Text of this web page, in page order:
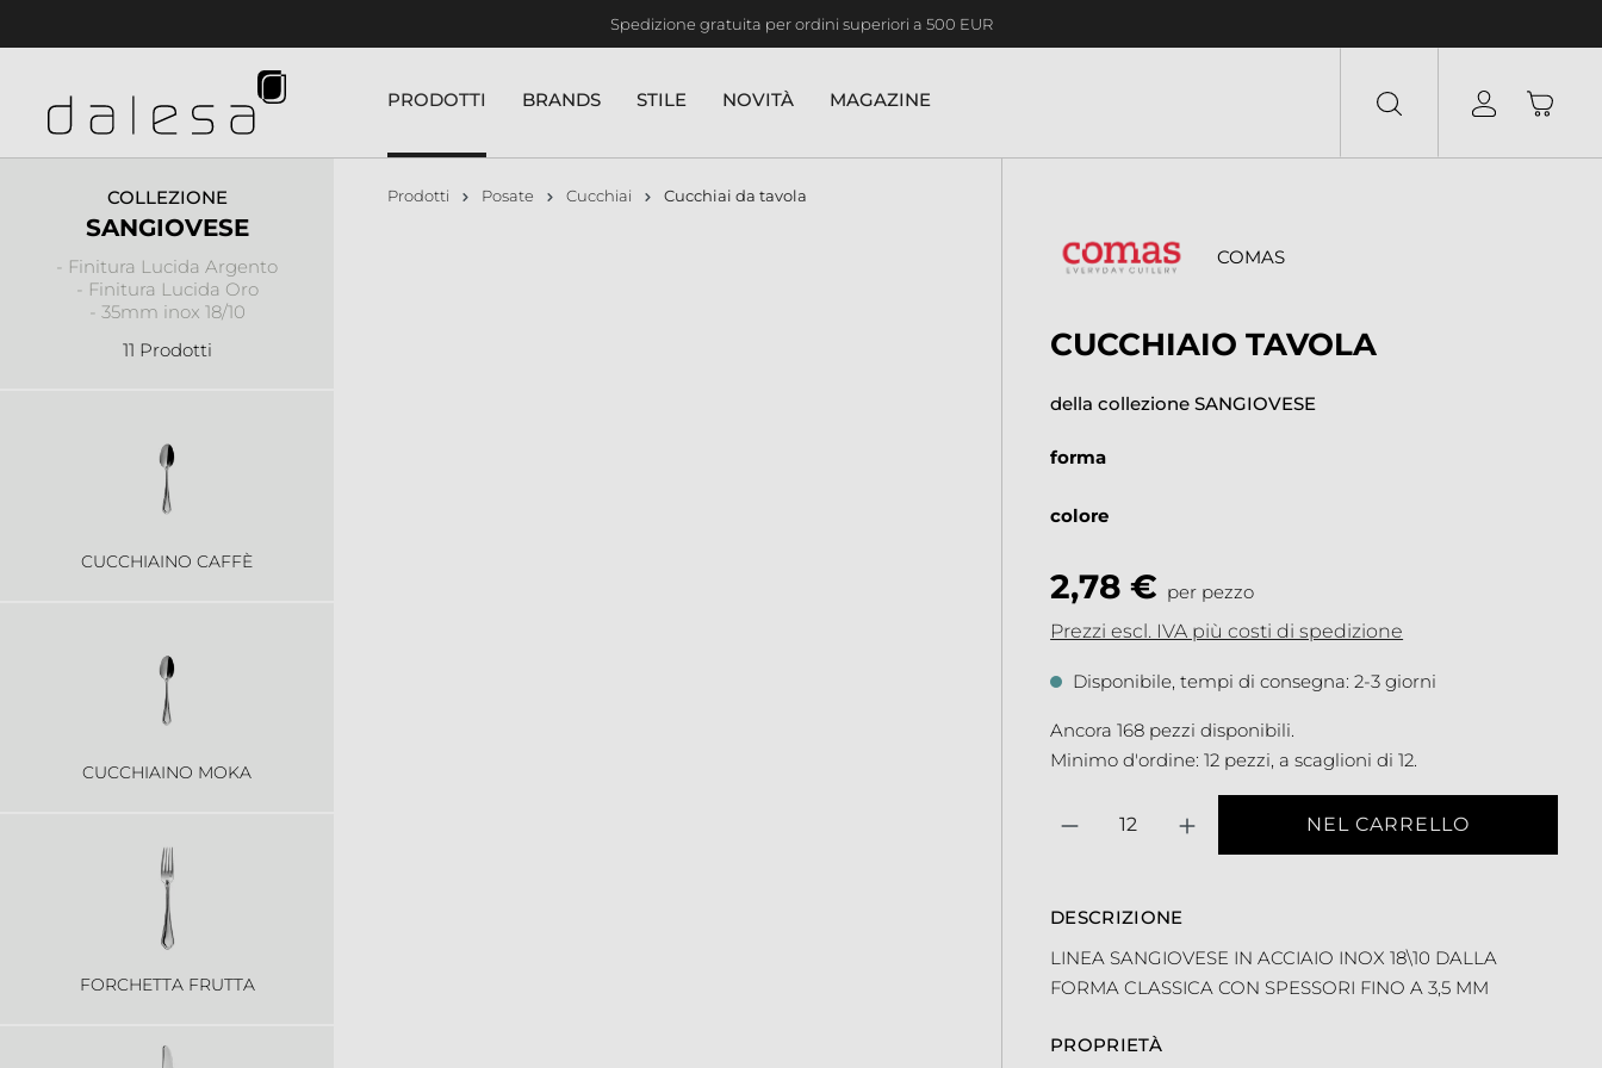
Spedizione gratuita per ordini superiori a 500 EUR
PRODOTTI BRANDS STILE NOVITÀ MAGAZINE
COLLEZIONE
SANGIOVESE
- Finitura Lucida Argento
- Finitura Lucida Oro
- 35mm inox 18/10
11 Prodotti
CUCCHIAINO CAFFÈ
CUCCHIAINO MOKA
FORCHETTA FRUTTA
Prodotti Posate Cucchiai Cucchiai da tavola
COMAS
CUCCHIAIO TAVOLA
della collezione SANGIOVESE
2,78 € per pezzo
Prezzi escl. IVA più costi di spedizione
Disponibile, tempi di consegna: 2-3 giorni
Ancora 168 pezzi disponibili.
Minimo d'ordine: 12 pezzi, a scaglioni di 12.
forma
colore
NEL CARRELLO
DESCRIZIONE
LINEA SANGIOVESE IN ACCIAIO INOX 18\10 DALLA
FORMA CLASSICA CON SPESSORI FINO A 3,5 MM
PROPRIETÀ